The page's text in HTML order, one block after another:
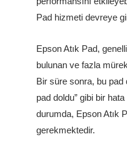
Pad hizmeti devreye
Epson Atık Pad,
bulunan ve fazla
Bir süre sonra, bu pad
pad doldu” gibi bir
durumda, Epson Atık
gerekmektedir.